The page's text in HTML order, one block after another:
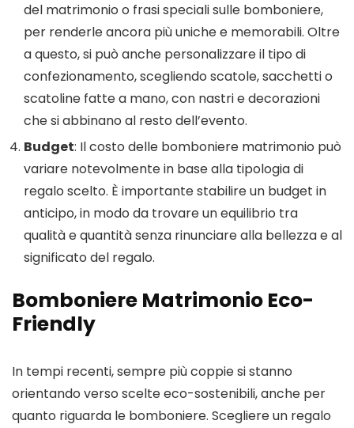
del matrimonio o frasi speciali sulle bomboniere,
per renderle ancora più uniche e memorabili. Oltre
a questo, si può anche personalizzare il tipo di
confezionamento, scegliendo scatole, sacchetti o
scatoline fatte a mano, con nastri e decorazioni
che si abbinano al resto dell’evento.
Budget: Il costo delle bomboniere matrimonio può
variare notevolmente in base alla tipologia di
regalo scelto. È importante stabilire un budget in
anticipo, in modo da trovare un equilibrio tra
qualità e quantità senza rinunciare alla bellezza e al
significato del regalo.
Bomboniere Matrimonio Eco-
Friendly
In tempi recenti, sempre più coppie si stanno
orientando verso scelte eco-sostenibili, anche per
quanto riguarda le bomboniere. Scegliere un regalo